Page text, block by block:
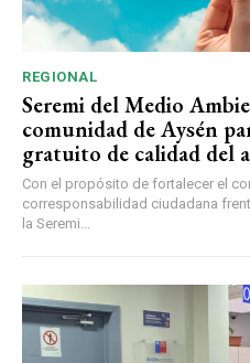
REGIONAL
Seremi del Medio
comunidad de Aysén
gratuito de calidad del
Con el propósito de fortalecer el
corresponsabilidad ciudadana
la Seremi...